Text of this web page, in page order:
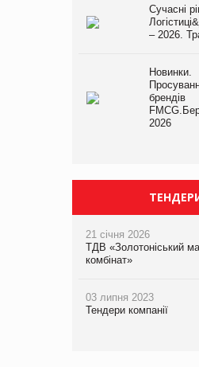
Сучасні
– 2026.
Новинки.
брендів
2026
21 січня 2026
ТДВ «Золотоніський
комбінат»
03 липня 2023
Тендери компанії